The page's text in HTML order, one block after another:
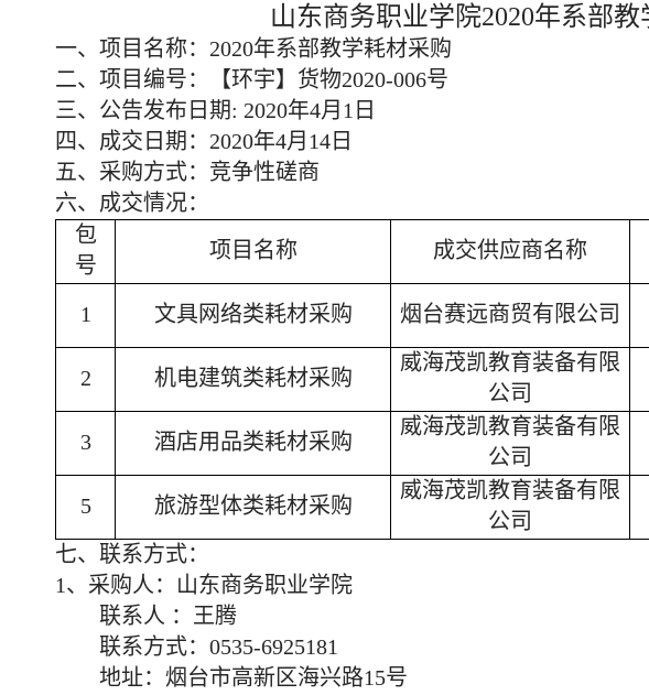
我校召开庆祝中国共产党成立105周年暨“七一”表彰大会
山东商务职业学院2020年系部
一、 项目名称： 2020年系部教学耗材采购
二、 项目编号：【环宇】货物2020-006号
三、公告发布日期: 2020年4月1日
四、成交日期： 2020年4月 14 日
五、采购方式：竞争性磋商
六、成交情况：
包
号
项目名称 成交供应商名称
1
文具网络类耗材采购 烟台赛远商贸有限公司
2 机电建筑类耗材采购
威海茂凯教育装备有限
公司
3 酒店用品类耗材采购
威海茂凯教育装备有限
公司
5 旅游型体类耗材采购
威海茂凯教育装备有限
公司
七、联系方式：
1、 采购人： 山东商务职业学院
联系人 ：王腾
联系方式： 0535-6925181
地址：烟台市高新区海兴路15号